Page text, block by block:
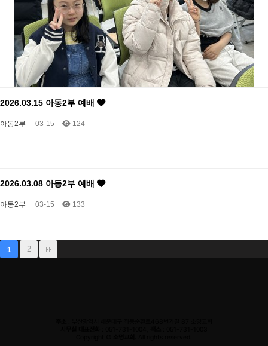
2026.03.15 아동2부 예배
아동2부 03-15 124
2026.03.08 아동2부 예배
아동2부 03-15 133
1 2